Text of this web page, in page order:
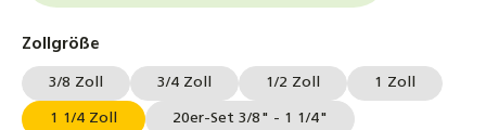
Zollgröße
3/8 Zoll 3/4 Zoll 1/2 Zoll 1 Zoll
1 1/4 Zoll 20er-Set 3/8" - 1 1/4"